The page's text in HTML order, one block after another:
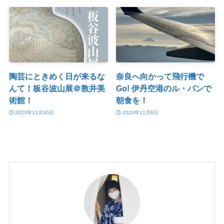
陶芸にときめく日が来るな
んて！板谷波山展＠敦井美
術館！
2023年11月30日
奈良へ向かって飛行機で
Go! 伊丹空港のル・パンで
朝食を！
2023年11月6日